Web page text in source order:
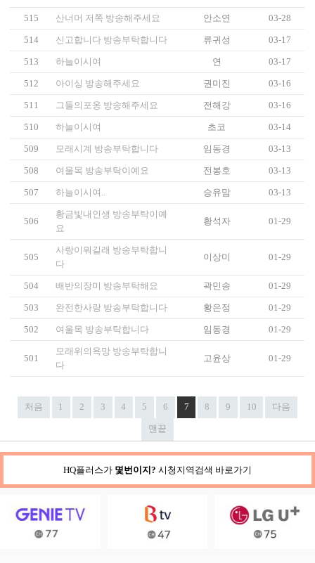
515 산너머 저쪽 방송해주세요 안소연 03-28
514 신고합니다 방송부탁합니다 류귀성 03-17
513 하늘이시여 연 03-17
512 아이싱 방송해주세요 권미진 03-16
511 그들의포옹 방송해주세요 전해강 03-16
510 하늘이시여 초코 03-14
509 모래시계 방송부탁합니다 임동경 03-13
508 여울목 방송부탁이예요 전봉호 03-13
507 하늘이시여.. 승유맘 03-13
506
황금빛내인생 방송부탁이예
요
황석자 01-29
505
사랑이뭐길래 방송부탁합니
다
이상미 01-29
504 배반의장미 방송부탁해요 곽민송 01-29
503 완전한사랑 방송부탁합니다 황은정 01-29
502 여울목 방송부탁합니다 임동경 01-29
501
모래위의욕망 방송부탁합니
다
고윤상 01-29
처음 1 2 3 4 5 6 7 8 9 10 다음
맨끝
HQ플러스가 몇번이지? 시청지역검색 바로가기